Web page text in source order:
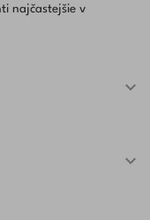
najčastejšie v

